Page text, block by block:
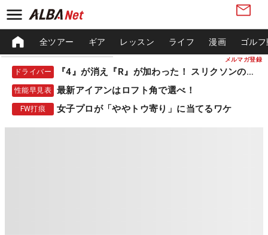
メルマガ登録
全ツアー ギア レッスン ライフ 漫画 ゴル
ドライバー 『4』が消え『R』が加わった！ スリクソンの新作
性能早見表 最新アイアンはロフト角で選べ！
FW打痕 女子プロが「ややトウ寄り」に当てるワケ